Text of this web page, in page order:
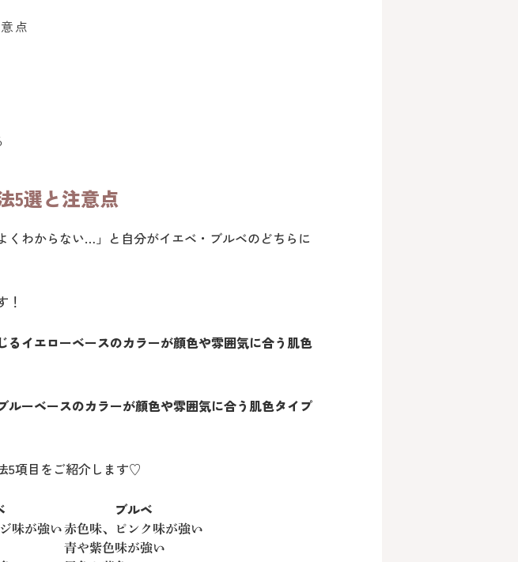
点
5選と注意点
くわからない…」と自分がイエベ・ブルベのどちらに
！
るイエローベースのカラーが顔色や雰囲気に合う肌色
ルーベースのカラーが顔色や雰囲気に合う肌色タイプ
5項目をご紹介します♡
ブルベ
味が強い赤色味、ピンク味が強い
青や紫色味が強い